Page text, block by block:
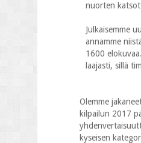
nuorten
Julkaisemme
annamme
1600
laajasti, sillä
Olemme
kilpailun 2017
kyseisen